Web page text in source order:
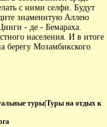
с ними селфи. Будут
знаменитую Аллею
- де - Бемараха.
населения. И в итоге
берегу Мозамбикского
туры|Туры на отдых к